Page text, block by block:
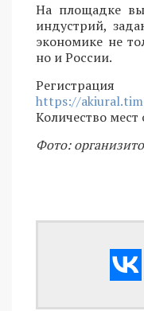
На площадке
индустрий,
экономике не
но и России.
https://
Количество мест
Фото: